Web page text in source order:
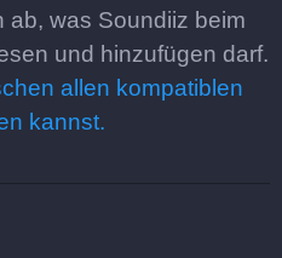
ab, was Soundiiz beim
und hinzufügen darf.
allen kompatiblen
kannst.